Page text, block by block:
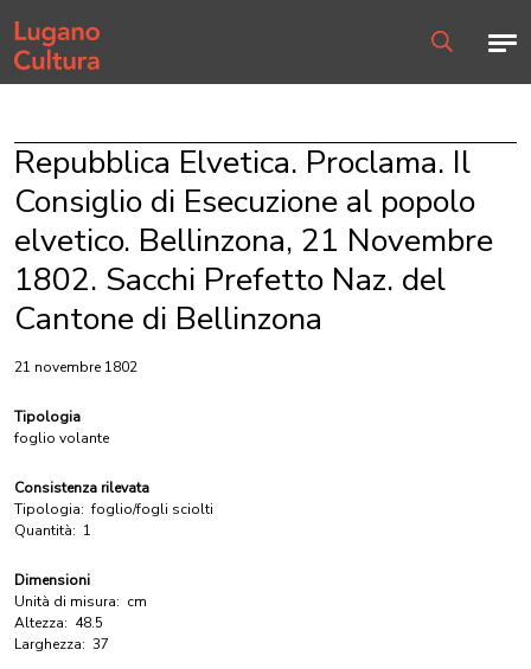
Home page
Repubblica Elvetica. Proclama. Il
Consiglio di Esecuzione al popolo
elvetico. Bellinzona, 21 Novembre
1802. Sacchi Prefetto Naz. del
Cantone di Bellinzona
21 novembre 1802
Tipologia
foglio volante
Consistenza rilevata
Tipologia: foglio/fogli sciolti
Quantità: 1
Dimensioni
Unità di misura: cm
Altezza: 48.5
Larghezza: 37